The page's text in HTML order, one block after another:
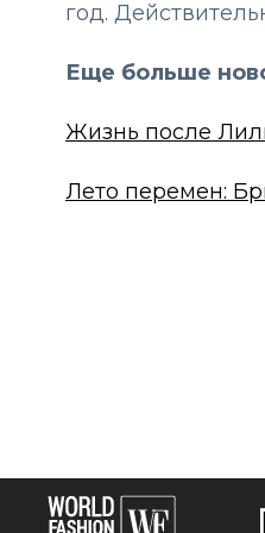
год.
Еще больше
Жизнь после
Лето перемен: